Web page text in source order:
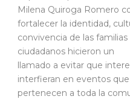
Milena Quiroga Romero
fortalecer la identidad,
convivencia de las
ciudadanos hicieron un
llamado a evitar que
interfieran en eventos que
pertenecen a toda la